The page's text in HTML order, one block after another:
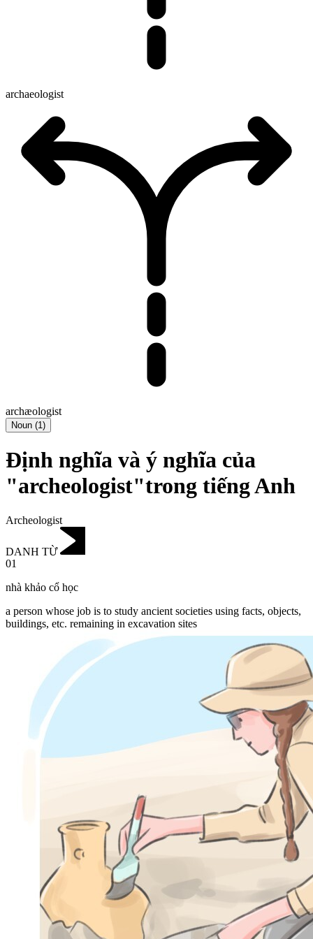
archaeologist
archæologist
Noun (1)
Định nghĩa và ý nghĩa của
"archeologist"trong tiếng Anh
Archeologist
DANH TỪ
01
nhà khảo cổ học
a person whose job is to study ancient societies using facts, objects,
buildings, etc. remaining in excavation sites